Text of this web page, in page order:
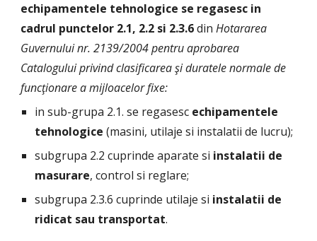
echipamentele tehnologice se regasesc in
cadrul punctelor 2.1, 2.2 si 2.3.6 din Hotararea
Guvernului nr. 2139/2004 pentru aprobarea
Catalogului privind clasificarea şi duratele normale de
funcţionare a mijloacelor fixe:
in sub-grupa 2.1. se regasesc echipamentele
tehnologice (masini, utilaje si instalatii de lucru);
subgrupa 2.2 cuprinde aparate si instalatii de
masurare, control si reglare;
subgrupa 2.3.6 cuprinde utilaje si instalatii de
ridicat sau transportat.